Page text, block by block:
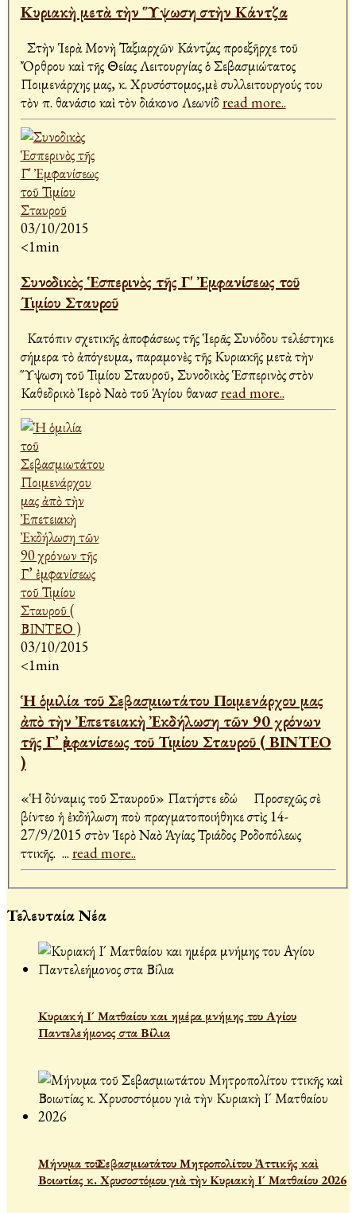
Κυριακὴ μετὰ τὴν Ὕψωση στὴν Κάντζα
Στὴν Ἱερὰ Μονὴ Ταξιαρχῶν Κάντζας προεξῆρχε τοῦ
Ὄρθρου καὶ τῆς Θείας Λειτουργίας ὁ Σεβασμιώτατος
Ποιμενάρχης μας, κ. Χρυσόστομος,μὲ συλλειτουργούς του
τὸν π. Ἀθανάσιο καὶ τὸν διάκονο Λεωνίδread more..
03/10/2015
<1min
Συνοδικὸς Ἑσπερινὸς τῆς Γ' Ἐμφανίσεως τοῦ
Τιμίου Σταυροῦ
Κατόπιν σχετικῆς ἀποφάσεως τῆς Ἱερᾶς Συνόδου τελέστηκε
σήμερα τὸ ἀπόγευμα, παραμονὲς τῆς Κυριακῆς μετὰ τὴν
Ὕψωση τοῦ Τιμίου Σταυροῦ, Συνοδικὸς Ἑσπερινὸς στὸν
Καθεδρικὸ Ἱερὸ Ναὸ τοῦ Ἁγίου Ἀθανασread more..
03/10/2015
<1min
Ἡ ὁμιλία τοῦ Σεβασμιωτάτου Ποιμενάρχου μας
ἀπὸ τὴν Ἐπετειακὴ Ἐκδήλωση τῶν 90 χρόνων
τῆς Γ’ ἐμφανίσεως τοῦ Τιμίου Σταυροῦ ( ΒΙΝΤΕΟ
)
«Ἡ δύναμις τοῦ Σταυροῦ» Πατήστε εδώ Προσεχῶς σὲ
βίντεο ἡ ἐκδήλωση ποὺ πραγματοποιήθηκε στὶς 14-
27/9/2015 στὸν Ἱερὸ Ναὸ Ἁγίας Τριάδος Ροδοπόλεως
Ἀττικῆς. ... read more..
Τελευταία Νέα
Κυριακή Ι´ Ματθαίου και ημέρα μνήμης του Αγίου
Παντελεήμονος στα Βίλια
Μήνυμα τοῦ Σεβασμιωτάτου Μητροπολίτου Ἀττικῆς καὶ
Βοιωτίας κ. Χρυσοστόμου γιὰ τὴν Κυριακὴ Ι´ Ματθαίου 2026